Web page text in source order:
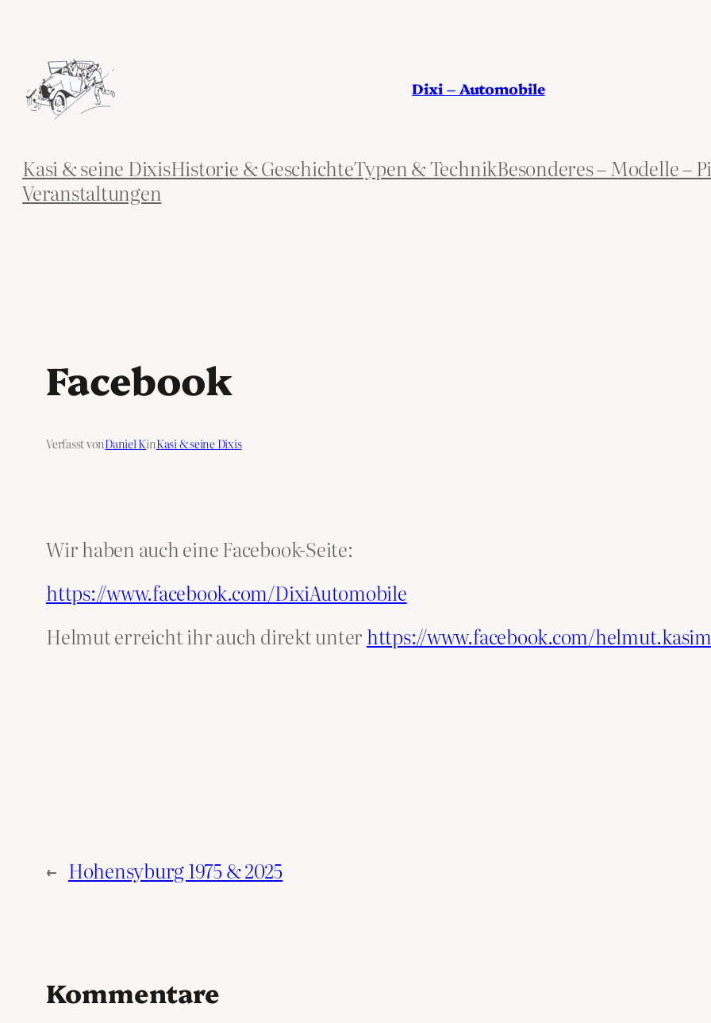
springen
Dixi – Automobile
Kasi & seine DixisHistorie & GeschichteTypen & TechnikBesonderes – Modelle –
Veranstaltungen
Facebook
Verfasst vonDaniel KinKasi & seine Dixis
Wir haben auch eine Facebook-Seite:
https://www.facebook.com/DixiAutomobile
Helmut erreicht ihr auch direkt unter https://www.facebook.com/
← Hohensyburg 1975 & 2025
Kommentare